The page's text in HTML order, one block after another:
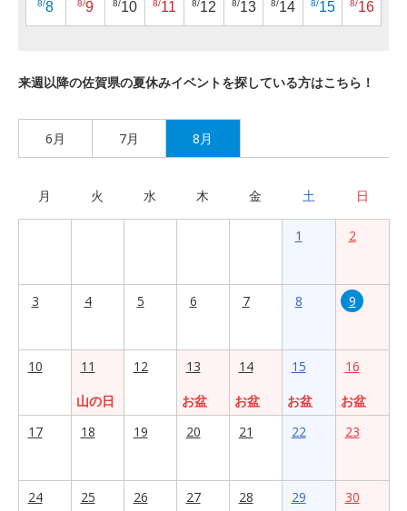
8/8 8/9 8/10 8/11 8/12 8/13 8/14 8/15 8/16
来週以降の佐賀県の夏休みイベントを探している方はこちら！
6月 7月 8月
月 火 水 木 金 土 日
1 2
3 4 5 6 7 8 9
10
11
山の日
12
13
お盆
14
お盆
15
お盆
16
お盆
17
18 19 20 21 22 23
24 25 26 27 28 29 30